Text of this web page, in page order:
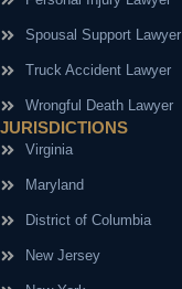
Spousal Support Lawyer
Truck Accident Lawyer
Wrongful Death Lawyer
JURISDICTIONS
Virginia
Maryland
District of Columbia
New Jersey